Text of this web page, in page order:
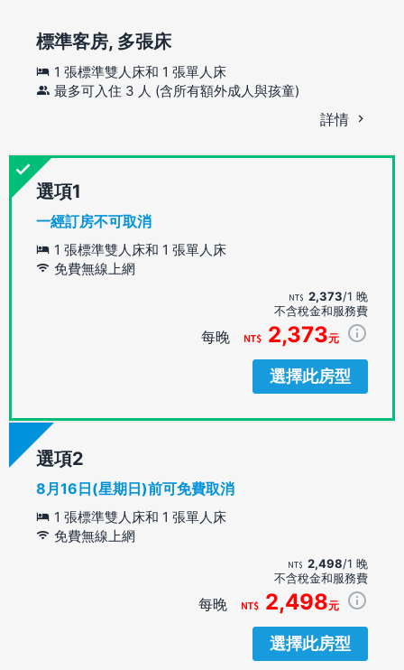
標準客房, 多張床
1 張標準雙人床和 1 張單人床
最多可入住 3 人 (含所有額外成人與孩童)
詳情
選項
一經訂房不可取消
1 張標準雙人床和 1 張單人床
免費無線上網
2,373/1 晚
不含稅金和服務費
每晚 2,373元
選擇此房型
選項
8月16日(星期日)前可免費取消
1 張標準雙人床和 1 張單人床
免費無線上網
2,498/1 晚
不含稅金和服務費
每晚 2,498元
選擇此房型